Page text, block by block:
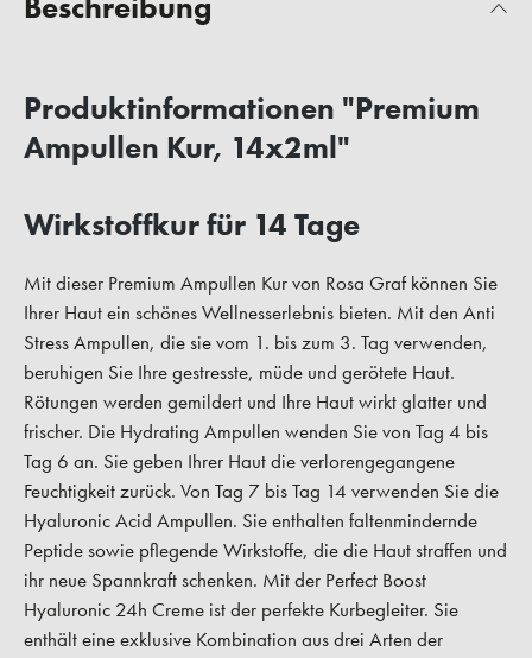
Produktinformationen "Premium
Ampullen Kur, 14x2ml"
Wirkstoffkur für 14 Tage
Mit dieser Premium Ampullen Kur von Rosa Graf können Sie
Ihrer Haut ein schönes Wellnesserlebnis bieten. Mit den Anti
Stress Ampullen, die sie vom 1. bis zum 3. Tag verwenden,
beruhigen Sie Ihre gestresste, müde und gerötete Haut.
Rötungen werden gemildert und Ihre Haut wirkt glatter und
frischer. Die Hydrating Ampullen wenden Sie von Tag 4 bis
Tag 6 an. Sie geben Ihrer Haut die verlorengegangene
Feuchtigkeit zurück. Von Tag 7 bis Tag 14 verwenden Sie die
Hyaluronic Acid Ampullen. Sie enthalten faltenmindernde
Peptide sowie pflegende Wirkstoffe, die die Haut straffen und
ihr neue Spannkraft schenken. Mit der Perfect Boost
Hyaluronic 24h Creme ist der perfekte Kurbegleiter. Sie
enthält eine exklusive Kombination aus drei Arten der